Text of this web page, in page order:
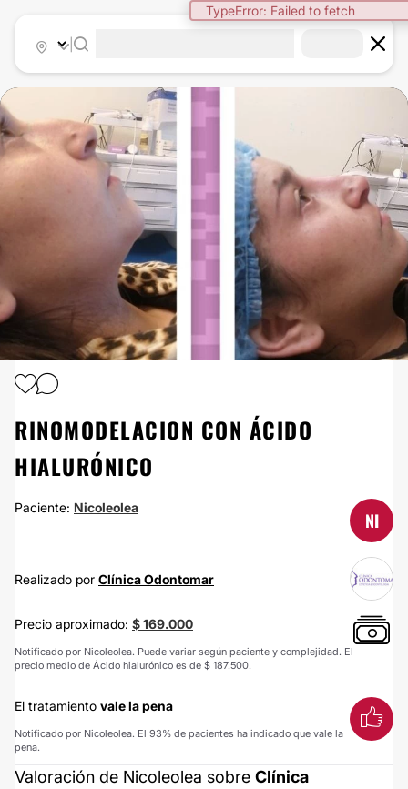
TypeError: Failed to fetch
RINOMODELACION CON ÁCIDO
HIALURÓNICO
Paciente: Nicoleolea
NI
Realizado por Clínica Odontomar
Precio aproximado: $ 169.000
Notificado por Nicoleolea. Puede variar según paciente y complejidad. El
precio medio de Ácido hialurónico es de $ 187.500.
El tratamiento vale la pena
Notificado por Nicoleolea. El 93% de pacientes ha indicado que vale la
pena.
Valoración de Nicoleolea sobre Clínica